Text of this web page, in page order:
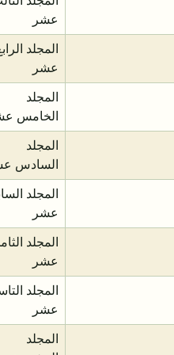
عشر
المجلد
عشر
المجلد
الخامس
المجلد
السادس
المجلد
عشر
المجلد
عشر
المجلد
عشر
المجلد